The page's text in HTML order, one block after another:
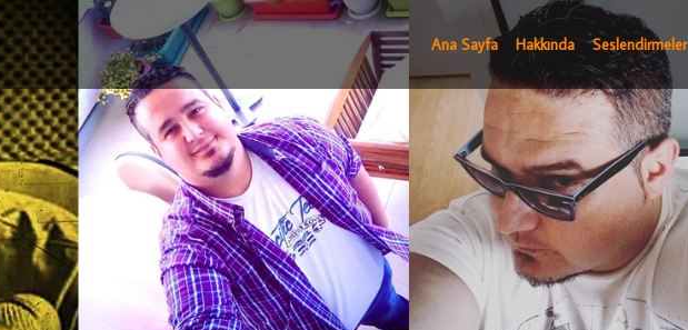
Ana Sayfa Hakkında Seslendirmeler